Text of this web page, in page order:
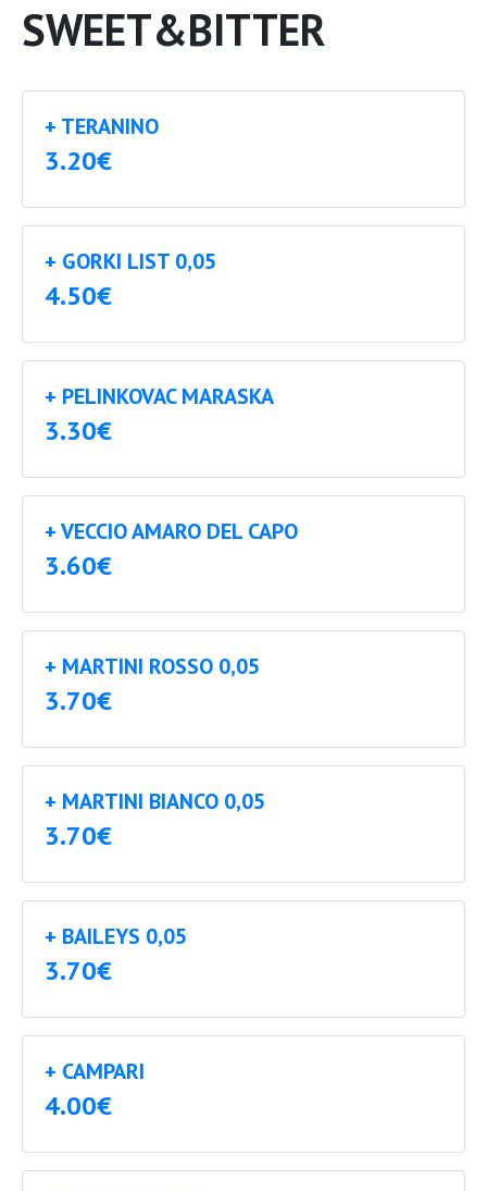
SWEET&BITTER
+ TERANINO
3.20€
+ GORKI LIST 0,05
4.50€
+ PELINKOVAC MARASKA
3.30€
+ VECCIO AMARO DEL CAPO
3.60€
+ MARTINI ROSSO 0,05
3.70€
+ MARTINI BIANCO 0,05
3.70€
+ BAILEYS 0,05
3.70€
+ CAMPARI
4.00€